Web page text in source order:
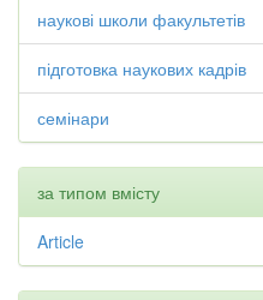
наукові школи факультетів
підготовка наукових кадрів
семінари
за типом вмісту
Article